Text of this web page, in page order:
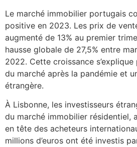
Le marché immobilier portugais
positive en 2023. Les prix de
augmenté de 13% au premier
hausse globale de 27,5% entre
2022. Cette croissance
du marché après la pandémie et
étrangère.
À Lisbonne, les investisseurs
du marché immobilier résidentiel,
en tête des acheteurs
millions d’euros ont été investis